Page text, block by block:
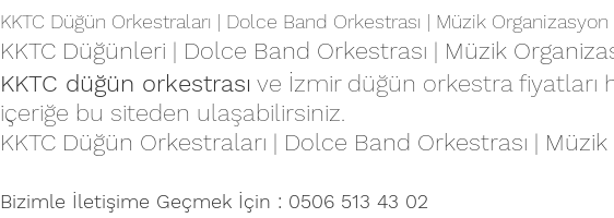
KKTC Düğün Orkestraları | Dolce Band Orkestrası | Müzik Organizasyon
KKTC Düğünleri | Dolce Band Orkestrası | Müzik
KKTC düğün orkestrası ve İzmir düğün orkestra fiyatları
içeriğe bu siteden ulaşabilirsiniz.
KKTC Düğün Orkestraları | Dolce Band Orkestrası |
Bizimle İletişime Geçmek İçin : 0506 513 43 02